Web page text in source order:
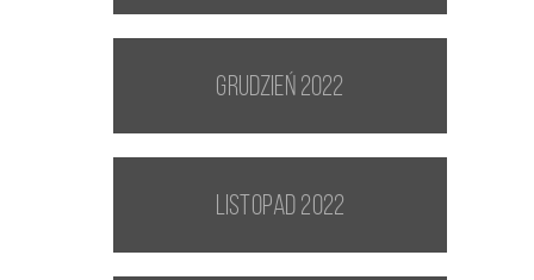
grudzień 2022
listopad 2022